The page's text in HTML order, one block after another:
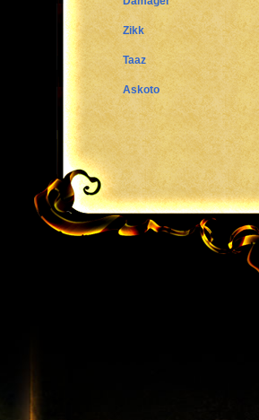
Zikk
Taaz
Askoto